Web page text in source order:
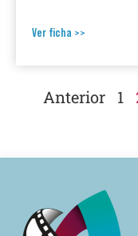
Ver ficha >>
Anterior 1